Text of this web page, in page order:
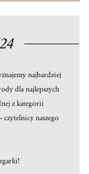
najbardziej
dla najlepszych
z kategorii
czytelnicy naszego